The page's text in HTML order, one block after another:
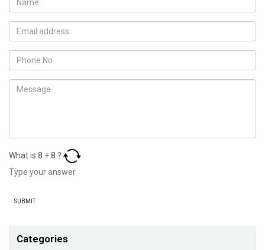
What is 8 +8 ?
Categories